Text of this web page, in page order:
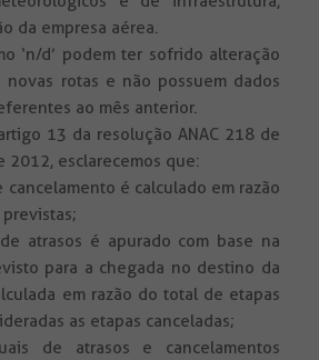
da empresa aérea.
‘n/d’ podem ter sofrido alteração
rotas e não possuem dados
ao mês anterior.
13 da resolução ANAC 218 de
2012, esclarecemos que:
cancelamento é calculado em razão
atrasos é apurado com base na
para a chegada no destino da
em razão do total de etapas
as etapas canceladas;
de atrasos e cancelamentos